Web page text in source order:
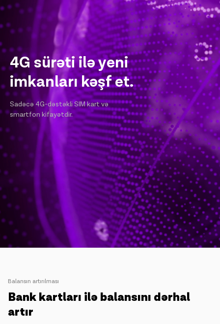
4G sürəti ilə yeni
imkanları kəşf et.
Sadəcə 4G-dəstəkli SIM kart və
smartfon kifayətdir.
Balansın artırılması
Bank kartları ilə balansını dərhal
artır